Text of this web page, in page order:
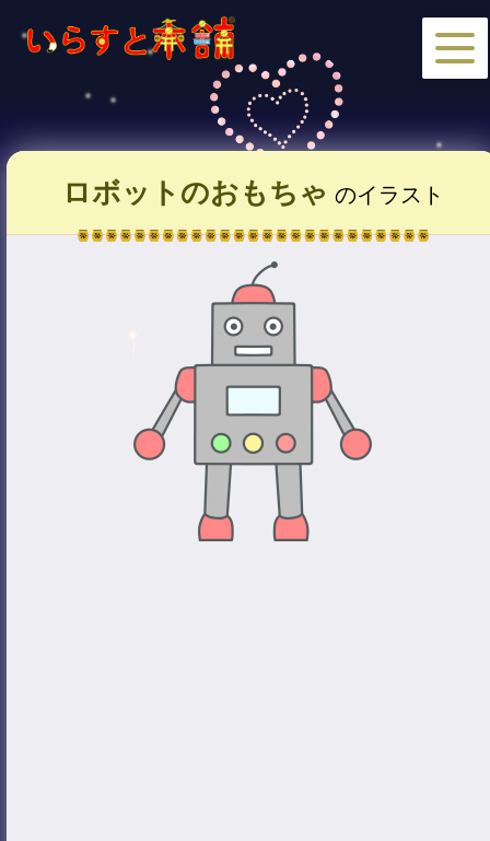
ロボットのおもちゃ のイラスト